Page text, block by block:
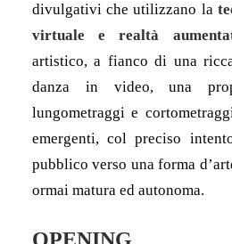
divulgativi che utilizzano la
virtuale e realtà
artistico, a fianco di una
danza in video, una
lungometraggi e
emergenti, col preciso
pubblico verso una forma
ormai matura ed autonoma.